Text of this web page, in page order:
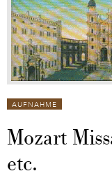
AUFNAHME
Mozart
etc.